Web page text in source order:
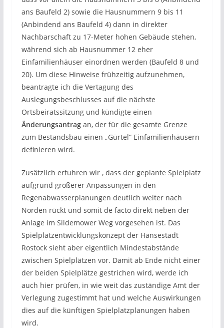
ans Baufeld 2) sowie die Hausnummern 9 bis 11
(Anbindend ans Baufeld 4) dann in direkter
Nachbarschaft zu 17-Meter hohen Gebäude stehen,
während sich ab Hausnummer 12 eher
Einfamilienhäuser einordnen werden (Baufeld 8 und
20). Um diese Hinweise frühzeitig aufzunehmen,
beantragte ich die Vertagung des
Auslegungsbeschlusses auf die nächste
Ortsbeiratssitzung und kündigte einen
Änderungsantrag an, der für die gesamte Grenze
zum Bestandsbau einen „Gürtel“ Einfamilienhäusern
definieren wird.
Zusätzlich erfuhren wir , dass der geplante Spielplatz
aufgrund größerer Anpassungen in den
Regenabwasserplanungen deutlich weiter nach
Norden rückt und somit de facto direkt neben der
Anlage im Sildemower Weg vorgesehen ist. Das
Spielplatzentwicklungskonzept der Hansestadt
Rostock sieht aber eigentlich Mindestabstände
zwischen Spielplätzen vor. Damit ab Ende nicht einer
der beiden Spielplätze gestrichen wird, werde ich
auch hier prüfen, in wie weit das zuständige Amt der
Verlegung zugestimmt hat und welche Auswirkungen
dies auf die künftigen Spielplatzplanungen haben
wird.